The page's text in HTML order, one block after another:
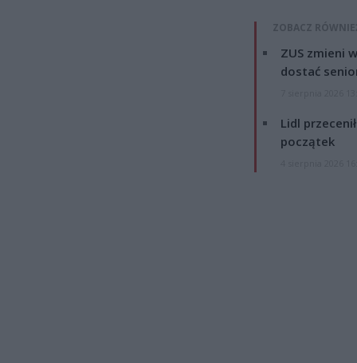
ZOBACZ
ZUS zmieni
dostać
Lidl
początek